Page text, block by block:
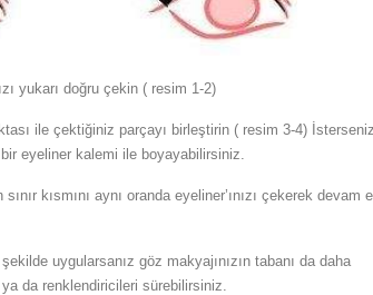
yukarı doğru çekin ( resim 1-2)
ile çektiğiniz parçayı birleştirin ( resim 3-4)
eyeliner kalemi ile boyayabilirsiniz.
kısmını aynı oranda eyeliner’ınızı çekerek devam
uygularsanız göz makyajınızın tabanı da daha
da renklendiricileri sürebilirsiniz.